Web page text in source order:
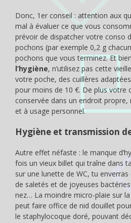
Donc, 1er conseil : attention aux
mal à évaluer ce que vous
prévoir de dispatcher votre conso
pochons (par exemple 0,2 g
pochons que vous terminez. Et
l’hygiène, n’utilisez pas cette
votre poche, des cuillères
pour moins de 10 €. De plus votre
conservée dans un endroit
et à usage personnel.
Hygiène et transmission
Autre effet néfaste : le manque
fois un vieux billet qui traîne dans
sur une lunette de WC, tu
de saletés et de joyeuses
nez… La moindre micro-plaie sur
peut faire office de nid douillet
le staphylocoque doré, pouvant